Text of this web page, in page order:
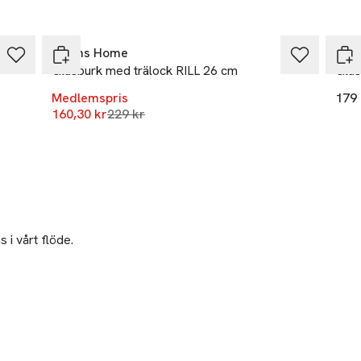
Åhléns Home
Glasburk med trälock RILL 26 cm
Medlemspris
160,30 krLägsta pris 30 dagar
229 kr
i vårt flöde.